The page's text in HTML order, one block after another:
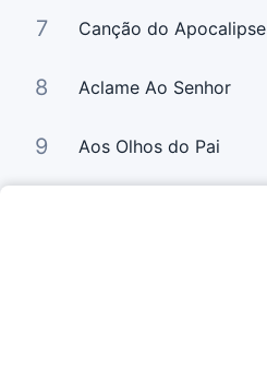
7 Canção do Apocalipse
8 Aclame Ao Senhor
9 Aos Olhos do Pai